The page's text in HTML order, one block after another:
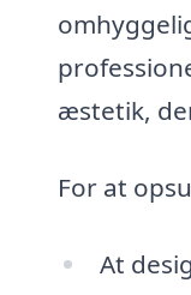
æstetik,
For at
At